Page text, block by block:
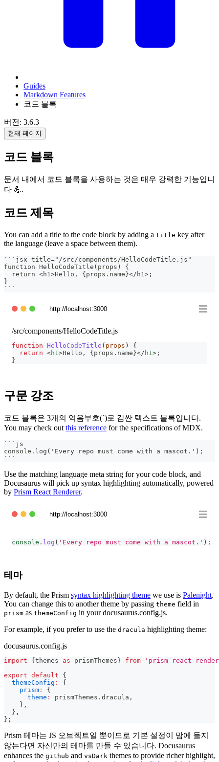
Guides
Markdown Features
코드 블록
버전: 3.6.3
현재 페이지
코드 블록
문서 내에서 코드 블록을 사용하는 것은 매우 강력한 기능입니
다 💪.
코드 제목
You can add a title to the code block by adding a title key after
the language (leave a space between them).
``` jsx title="/src/components/HelloCodeTitle.js"
function HelloCodeTitle(props) {
  return <h1>Hello, {props.name}</h1>;
}
```
http://localhost:3000
/src/components/HelloCodeTitle.js
function HelloCodeTitle ( props )
{
return <h1 >Hello, { props . name }</ h1 > ;
}
구문 강조
코드 블록은 3개의 억음부호(`)로 감싼 텍스트 블록입니다.
You may check out this reference for the specifications of MDX.
``` js
console.log('Every repo must come with a mascot.');
```
Use the matching language meta string for your code block, and
Docusaurus will pick up syntax highlighting automatically, powered
by Prism React Renderer.
http://localhost:3000
console . log ( 'Every repo must come with a mascot.' ) ;
테마
By default, the Prism syntax highlighting theme we use is Palenight.
You can change this to another theme by passing theme field in
prism as themeConfig in your docusaurus.config.js.
For example, if you prefer to use the dracula highlighting theme:
docusaurus.config.js
import { themes as prismThemes } from
'prism-react-
export default
{
themeConfig :
{
prism :
{
theme : prismThemes . dracula ,
} ,
} ,
} ;
Prism 테마는 JS 오브젝트일 뿐이므로 기본 설정이 맘에 들지
않는다면 자신만의 테마를 만들 수 있습니다. Docusaurus
enhances the github and vsDark themes to provide richer highlight,